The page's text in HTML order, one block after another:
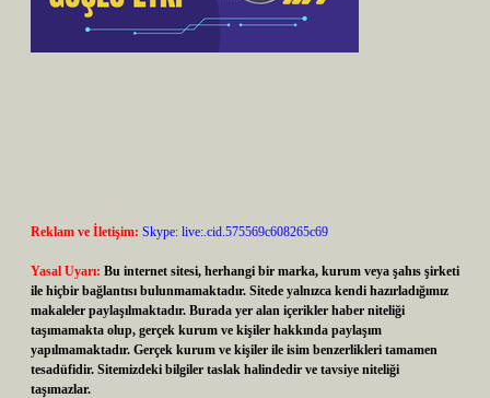
Reklam ve İletişim: Skype: live:.cid.575569c608265c69
Yasal Uyarı: Bu internet sitesi, herhangi bir marka, kurum veya şahıs şirketi
ile hiçbir bağlantısı bulunmamaktadır. Sitede yalnızca kendi hazırladığımız
makaleler paylaşılmaktadır. Burada yer alan içerikler haber niteliği
taşımamakta olup, gerçek kurum ve kişiler hakkında paylaşım
yapılmamaktadır. Gerçek kurum ve kişiler ile isim benzerlikleri tamamen
tesadüfidir. Sitemizdeki bilgiler taslak halindedir ve tavsiye niteliği
taşımazlar.